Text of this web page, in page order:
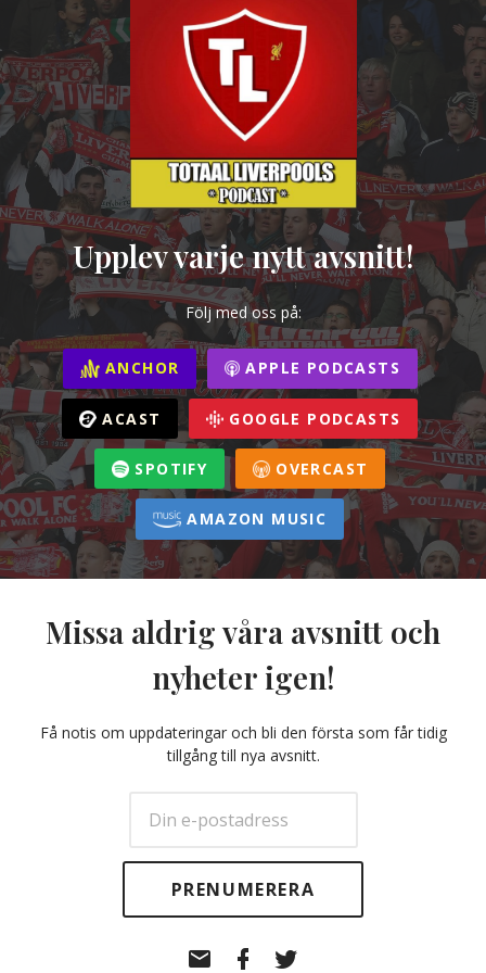
Upplev varje nytt avsnitt!
Följ med oss på:
ANCHOR APPLE PODCASTS
ACAST GOOGLE PODCASTS
SPOTIFY OVERCAST
AMAZON MUSIC
Missa aldrig våra avsnitt och
nyheter igen!
Få notis om uppdateringar och bli den första som får tidig
tillgång till nya avsnitt.
post
Facebook